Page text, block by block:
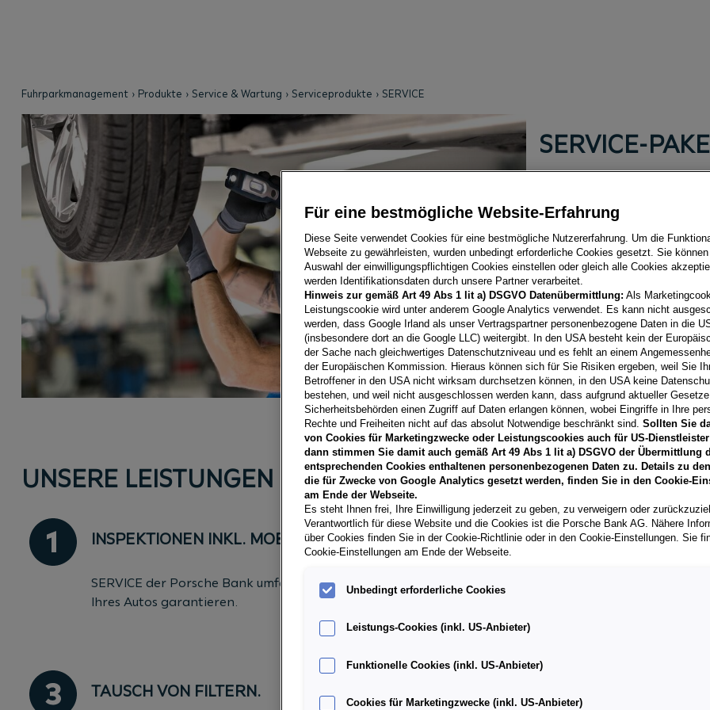
Fuhrparkmanagement Produkte Service & Wartung Serviceprodukte SERVICE
SERVICE-
Damit zahlen Sie fixe,
ganz ohne Risiko. Alles,
bringen Sie Ihr Fahrzeug
KONTAKT AUFNEHMEN
UNSERE LEISTUNGEN
INSPEKTIONEN INKL. MOBILITÄTSGARANTIE.
SERVICE der Porsche Bank umfasst alle Leistungen, die den Werterhalt
Ihres Autos garantieren.
TAUSCH VON FILTERN. §57A-
Für eine bestmögliche Website-Erfahrung
Diese Seite verwendet Cookies für eine bestmögliche Nutzererfahrung. Um die
Webseite zu gewährleisten, wurden unbedingt erforderliche Cookies gesetzt. Sie
Auswahl der einwilligungspflichtigen Cookies einstellen oder gleich alle Cookies
werden Identifikationsdaten durch unsere Partner verarbeitet.
Hinweis zur gemäß Art 49 Abs 1 lit a) DSGVO Datenübermittlung: Als
Leistungscookie wird unter anderem Google Analytics verwendet. Es kann nicht
werden, dass Google Irland als unser Vertragspartner personenbezogene Daten in die
(insbesondere dort an die Google LLC) weitergibt. In den USA besteht kein der
der Sache nach gleichwertiges Datenschutzniveau und es fehlt an einem
der Europäischen Kommission. Hieraus können sich für Sie Risiken ergeben, weil Sie
Betroffener in den USA nicht wirksam durchsetzen können, in den USA keine
bestehen, und weil nicht ausgeschlossen werden kann, dass aufgrund aktueller
Sicherheitsbehörden einen Zugriff auf Daten erlangen können, wobei Eingriffe in Ihre
Rechte und Freiheiten nicht auf das absolut Notwendige beschränkt sind. Sollten Sie
von Cookies für Marketingzwecke oder Leistungscookies auch für US-
dann stimmen Sie damit auch gemäß Art 49 Abs 1 lit a) DSGVO der Übermittlung
entsprechenden Cookies enthaltenen personenbezogenen Daten zu. Details zu
die für Zwecke von Google Analytics gesetzt werden, finden Sie in den Cookie-
am Ende der Webseite.
Es steht Ihnen frei, Ihre Einwilligung jederzeit zu geben, zu verweigern oder
Verantwortlich für diese Website und die Cookies ist die Porsche Bank AG. Nähere
über Cookies finden Sie in der Cookie-Richtlinie oder in den Cookie-Einstellungen. Sie
Cookie-Einstellungen am Ende der Webseite.
Unbedingt erforderliche Cookies
Leistungs-Cookies (inkl. US-Anbieter)
Funktionelle Cookies (inkl. US-Anbieter)
Cookies für Marketingzwecke (inkl. US-Anbieter)